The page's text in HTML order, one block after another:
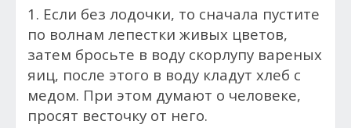
1. Если без лодочки, то сначала пустите
по волнам лепестки живых цветов,
затем бросьте в воду скорлупу вареных
яиц, после этого в воду кладут хлеб с
медом. При этом думают о человеке,
просят весточку от него.